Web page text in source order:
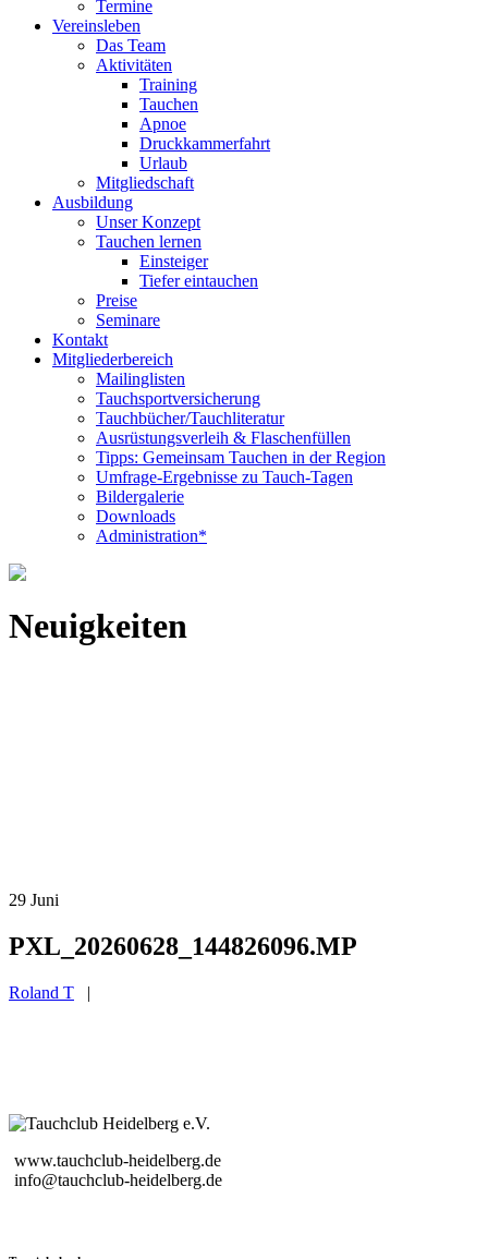
Termine
Vereinsleben
Das Team
Aktivitäten
Training
Tauchen
Apnoe
Druckkammerfahrt
Urlaub
Mitgliedschaft
Ausbildung
Unser Konzept
Tauchen lernen
Einsteiger
Tiefer eintauchen
Preise
Seminare
Kontakt
Mitgliederbereich
Mailinglisten
Tauchsportversicherung
Tauchbücher/Tauchliteratur
Ausrüstungsverleih & Flaschenfüllen
Tipps: Gemeinsam Tauchen in der Region
Umfrage-Ergebnisse zu Tauch-Tagen
Bildergalerie
Downloads
Administration*
Neuigkeiten
29 Juni
PXL_20260628_144826096.MP
Roland T |
www.tauchclub-heidelberg.de
info@tauchclub-heidelberg.de